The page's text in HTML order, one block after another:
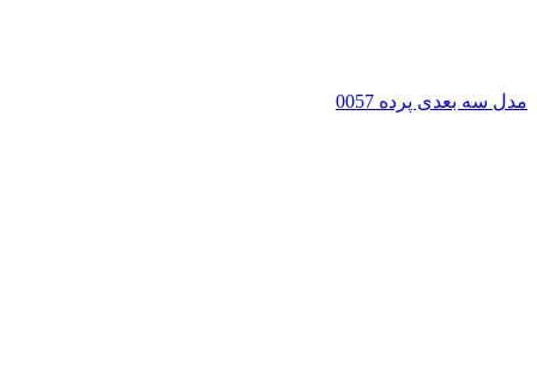
مدل سه بعدی پرده 0057